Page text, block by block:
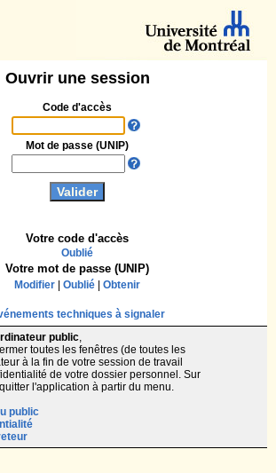
Ouvrir une session
Code d'accès
Votre code d'accès
Oublié
Mot de passe (UNIP)
Votre mot de passe (UNIP)
Modifier Oublié Obtenir
techniques à signaler
public,
toutes les fenêtres (de toutes les
à la fin de votre session de travail
de votre dossier personnel. Sur
l'application à partir du menu.
public